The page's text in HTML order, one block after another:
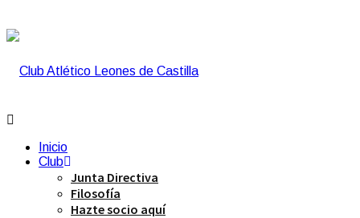
Inicio
Club
Junta Directiva
Filosofía
Hazte socio aquí